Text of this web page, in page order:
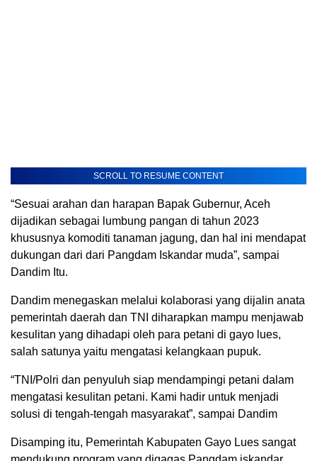
SCROLL TO RESUME CONTENT
“Sesuai arahan dan harapan Bapak Gubernur, Aceh
dijadikan sebagai lumbung pangan di tahun 2023
khususnya komoditi tanaman jagung, dan hal ini mendapat
dukungan dari dari Pangdam Iskandar muda”, sampai
Dandim Itu.
Dandim menegaskan melalui kolaborasi yang dijalin anata
pemerintah daerah dan TNI diharapkan mampu menjawab
kesulitan yang dihadapi oleh para petani di gayo lues,
salah satunya yaitu mengatasi kelangkaan pupuk.
“TNI/Polri dan penyuluh siap mendampingi petani dalam
mengatasi kesulitan petani. Kami hadir untuk menjadi
solusi di tengah-tengah masyarakat”, sampai Dandim
Disamping itu, Pemerintah Kabupaten Gayo Lues sangat